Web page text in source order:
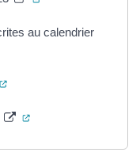
au calendrier
dans un nouvel
(ouverture dans un
(ouverture dans un